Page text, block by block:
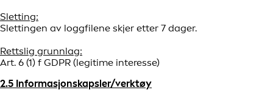
Sletting:
Slettingen av loggfilene skjer etter 7 dager.
Rettslig grunnlag:
Art. 6 (1) f GDPR (legitime interesse)
2.5 Informasjonskapsler/verktøy